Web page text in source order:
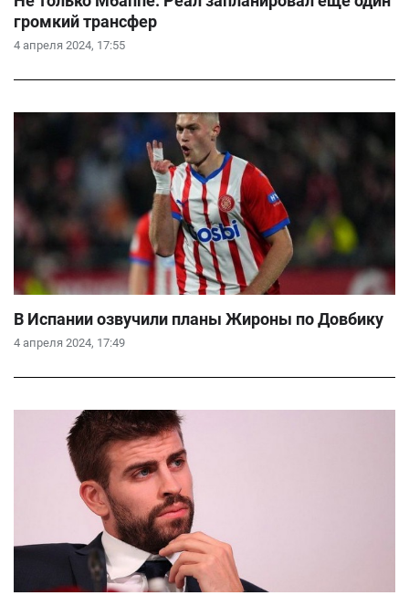
4 апреля 2024, 17:55
громкий трансфер
4 апреля 2024, 17:49
В Испании озвучили планы Жироны по Довбику